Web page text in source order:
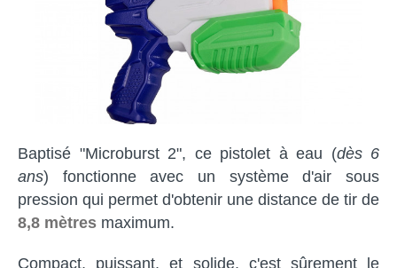
Baptisé "Microburst 2", ce pistolet à eau (dès 6
ans) fonctionne avec un système d'air sous
pression qui permet d'obtenir une distance de tir de
8,8 mètres maximum.
Compact, puissant, et solide, c'est sûrement le